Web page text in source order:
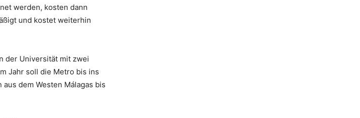
werden, kosten dann
und kostet weiterhin
der Universität mit zwei
Jahr soll die Metro bis ins
dem Westen Málagas bis